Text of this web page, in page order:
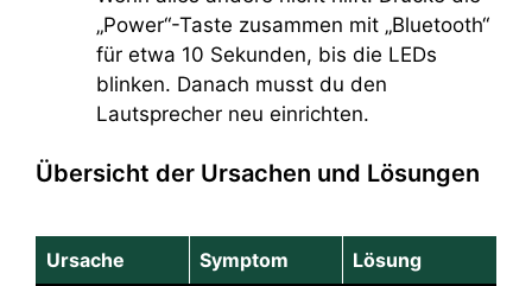
„Power“-Taste zusammen mit „Bluetooth“
für etwa 10 Sekunden, bis die LEDs
blinken. Danach musst du den
Lautsprecher neu einrichten.
Übersicht der Ursachen und Lösungen
Ursache Symptom Lösung